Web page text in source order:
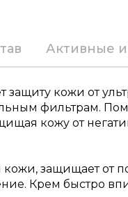
Активные
кожи от
фильтрам.
кожу от
защищает от
Крем быстро